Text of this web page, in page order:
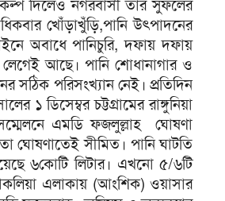
দিলেও নগরবাসী তার সুফলের
খোঁড়াখুঁড়ি,পানি উৎপাদনের
অবাধে পানিচুরি, দফায় দফায়
লেগেই আছে। পানি শোধানাগার ও
সঠিক পরিসংখ্যান নেই। প্রতিদিন
ডিসেম্বর চট্টগ্রামের রাঙ্গুনিয়া
এমডি ফজলুল্লাহ ঘোষণা
ঘোষণাতেই সীমিত। পানি ঘাটতি
৬কোটি লিটার। এখনো ৫/৬টি
এলাকায় (আংশিক) ওয়াসার